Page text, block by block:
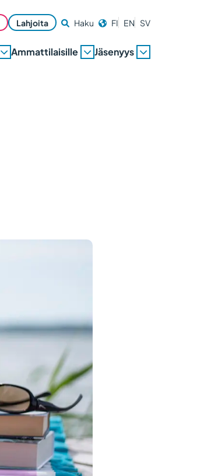
Lahjoita Haku FI EN SV
Ammattilaisille Jäsenyys